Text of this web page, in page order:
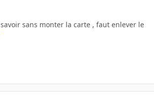
sans monter la carte , faut enlever le